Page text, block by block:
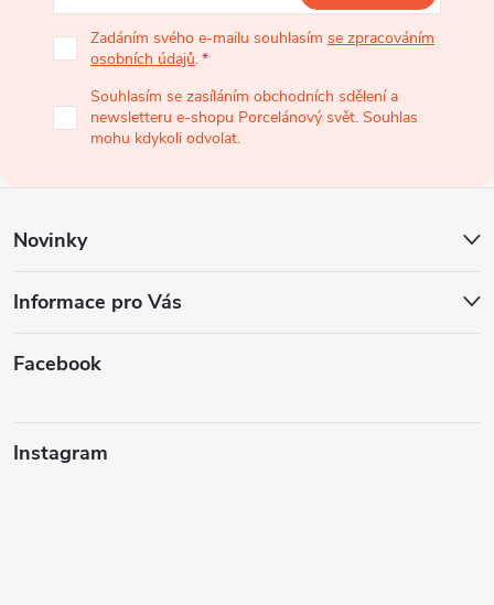
í
Zadáním svého e-mailu souhlasím se zpracováním
osobních údajů.
Souhlasím se zasíláním obchodních sdělení a
newsletteru e-shopu Porcelánový svět. Souhlas
mohu kdykoli odvolat.
Novinky
Informace pro Vás
Facebook
Instagram